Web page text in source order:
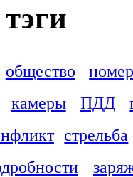
общество
камеры ПДД
стрельба